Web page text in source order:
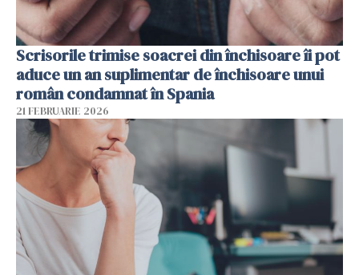
Scrisorile trimise soacrei din închisoare îi pot
aduce un an suplimentar de închisoare unui
român condamnat în Spania
21 FEBRUARIE 2026